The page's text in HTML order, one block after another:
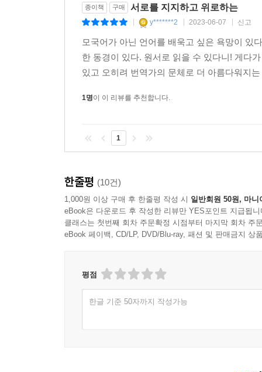
애들’ 말투를 배운다.” 한별이 고안해낸 너드 벤다
지양은 언젠가 내성적이고 소심한 번역가들이 좋
하루짜리 수다쟁이가 되어야만 했던 이유는 실
있었기 때문이다. ‘brother’가 형인지 동생인지
밖으로 새어나간다고 해서 누가 귀를 쫑긋할
재잘재잘 소개한다. “책을 읽는 일과 글을 쓰는
한별의 말이 역시 오늘도 책을 놓지 못하는 독
“어떤 여자들이 지껄이는 욕은 세상에 내지르는 비
일하며 밥하고 애 키우는 여자들의, 말을 옮기는 쾌
같았다고 말하는 한별을 이해하는 건 역시 “세
종이책 구매 서로를 지지하고 위로하는
y*******2 2023-06-07 신고
모국어가 아닌 언어를 배욱고 싶은 욕망이 있
한 동경이 있다. 원서로 읽을 수 있다니! 게다
있고 오히려 번역가의 문체로 더 아름다워지
1명이 이 리뷰를 추천합니다.
1
한줄평 (10건)
1,000원 이상 구매 후 한줄평 작성 시 일반회원 50원, 마니
eBook은 다운로드 후 작성한 리뷰만 YES포인트 지급됩니
클래스는 첫번째 회차 주문확정 시점부터 마지막 회차 주
eBook 페이백, CD/LP, DVD/Blu-ray, 패션 및 판매금지 상
평점
한글 기준 50자까지 작성가능